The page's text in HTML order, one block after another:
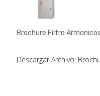
Brochure Filtro
Descargar Archivo: